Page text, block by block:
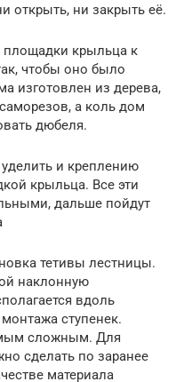
открыть, ни закрыть её.
площадки крыльца к
чтобы оно было
изготовлен из дерева,
а коль дом
дюбеля.
и креплению
крыльца. Все эти
дальше пойдут
тетивы лестницы.
наклонную
вдоль
ступенек.
сложным. Для
сделать по заранее
материала